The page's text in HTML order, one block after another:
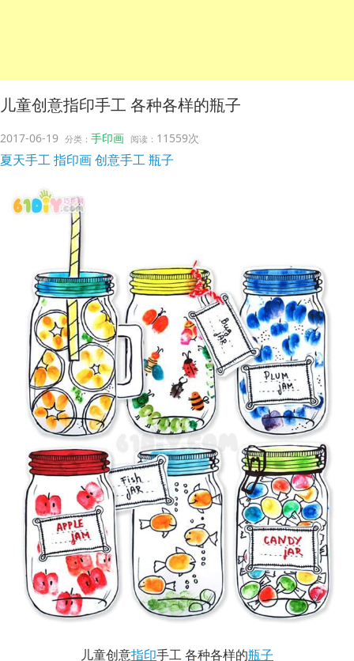
儿童创意指印手工 各种各样的瓶子
2017-06-19 分类： 手印画 阅读： 11559次
夏天手工指印画创意手工瓶子
儿童创意指印手工 各种各样的瓶子